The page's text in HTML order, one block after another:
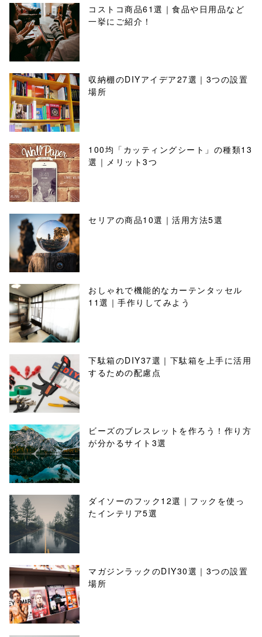
コストコ商品61選｜食品や日用品など
一挙にご紹介！
収納棚のDIYアイデア27選｜3つの設置
場所
100均「カッティングシート」の種類13
選｜メリット3つ
セリアの商品10選｜活用方法5選
おしゃれで機能的なカーテンタッセル
11選｜手作りしてみよう
下駄箱のDIY37選｜下駄箱を上手に活用
するための配慮点
ビーズのブレスレットを作ろう！作り方
が分かるサイト3選
ダイソーのフック12選｜フックを使っ
たインテリア5選
マガジンラックのDIY30選｜3つの設置
場所